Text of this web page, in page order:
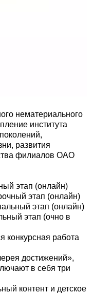
нематериального
института
развития
филиалов ОАО
этап (онлайн)
этап (онлайн)
этап (онлайн)
этап (очно в
конкурсная работа
достижений»,
в себя три
контент и детское